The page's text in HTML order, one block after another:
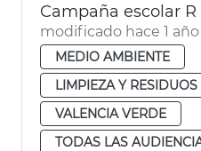
Campaña escolar
modificado hace 1 año
MEDIO AMBIENTE
LIMPIEZA Y
VALENCIA VERDE
TODAS LAS